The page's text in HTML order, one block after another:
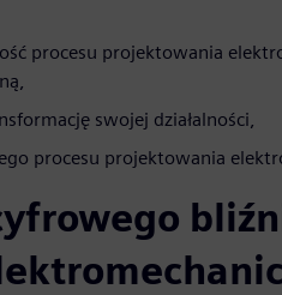
procesu projektowania
swojej działalności,
procesu projektowania